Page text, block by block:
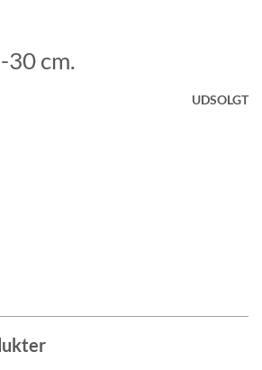
30 cm.
UDSOLGT